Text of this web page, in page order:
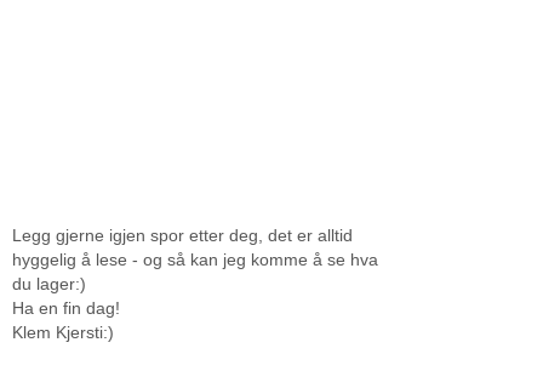
Legg gjerne igjen spor etter deg, det er alltid
hyggelig å lese - og så kan jeg komme å se hva
du lager:)
Ha en fin dag!
Klem Kjersti:)